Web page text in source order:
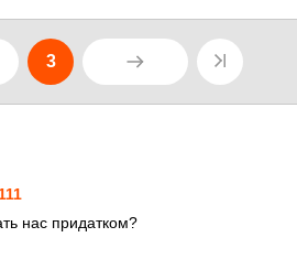
3
нас придатком?